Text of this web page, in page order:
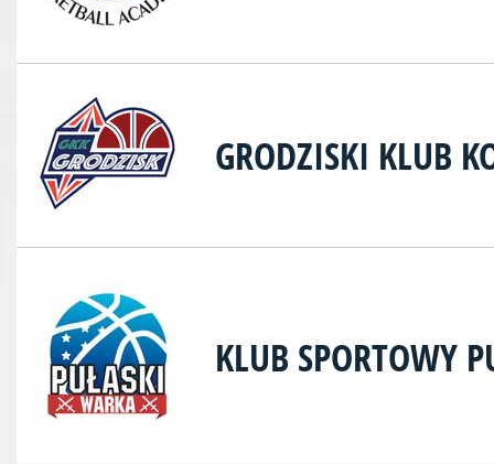
GRODZISKI KLUB
KLUB SPORTOWY